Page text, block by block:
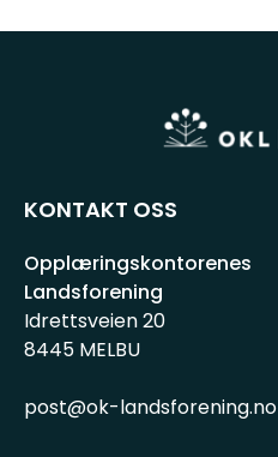
KONTAKT OSS
Opplæringskontorenes
Landsforening
Idrettsveien 20
8445 MELBU
post@ok-landsforening.no